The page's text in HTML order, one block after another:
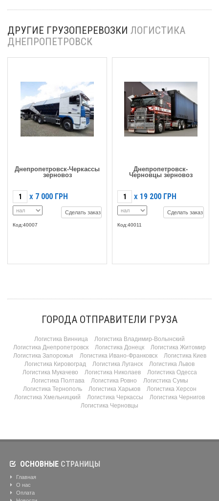
ДРУГИЕ ГРУЗОПЕРЕВОЗКИ ЛОГИСТИКА
ДНЕПРОПЕТРОВСК
Днепропетровск-Черкассы
зерновоз
X 7 000 ГРН
Сделать заказ
Код:40007
Днепропетровск-
Черновцы зерновоз
X 19 200 ГРН
Сделать заказ
Код:40011
ГОРОДА ОТПРАВИТЕЛИ ГРУЗА
Логистика Винница
Логистика Владимир-Волынский
Логистика Днепропетровск
Логистика Донецк
Логистика Житомир
Логистика Запорожья
Логистика Ивано-Франковск
Логистика Киев
Логистика Кировоград
Логистика Луганск
Логистика Львов
Логистика Мукачево
Логистика Николаев
Логистика Одесса
Логистика Полтава
Логистика Ровно
Логистика Сумы
Логистика Тернополь
Логистика Харьков
Логистика Херсон
Логистика Хмельницкий
Логистика Черкассы
Логистика Чернигов
Логистика Черновцы
ОСНОВНЫЕ СТРАНИЦЫ
Главная
О нас
Оплата